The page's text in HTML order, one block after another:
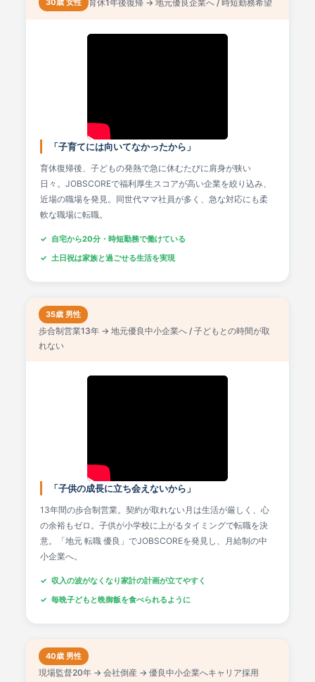
30歳 女性 育休1年後復帰 → 地元優良企業へ / 時短勤務希望
「子育てには向いてなかったから」
育休復帰後、子どもの発熱で急に休むたびに肩身が狭い
日々。JOBSCOREで福利厚生スコアが高い企業を絞り込み、
近場の職場を発見。同世代ママ社員が多く、急な対応にも柔
軟な職場に転職。
自宅から20分・時短勤務で働けている
土日祝は家族と過ごせる生活を実現
35歳 男性
歩合制営業13年 → 地元優良中小企業へ / 子どもとの時間が取
れない
「子供の成長に立ち会えないから」
13年間の歩合制営業。契約が取れない月は生活が厳しく、心
の余裕もゼロ。子供が小学校に上がるタイミングで転職を決
意。「地元 転職 優良」でJOBSCOREを発見し、月給制の中
小企業へ。
収入の波がなくなり家計の計画が立てやすく
毎晩子どもと晩御飯を食べられるように
40歳 男性
現場監督20年 → 会社倒産 → 優良中小企業へキャリア採用